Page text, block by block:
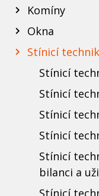
Komíny
Okna
Stínicí
Stínicí
Stínicí
Stínicí
Stínicí
Stínicí
bilanci a
Stínicí